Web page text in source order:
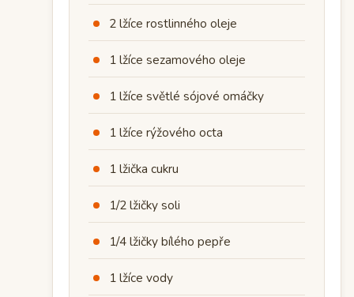
2 lžíce rostlinného oleje
1 lžíce sezamového oleje
1 lžíce světlé sójové omáčky
1 lžíce rýžového octa
1 lžička cukru
1/2 lžičky soli
1/4 lžičky bílého pepře
1 lžíce vody